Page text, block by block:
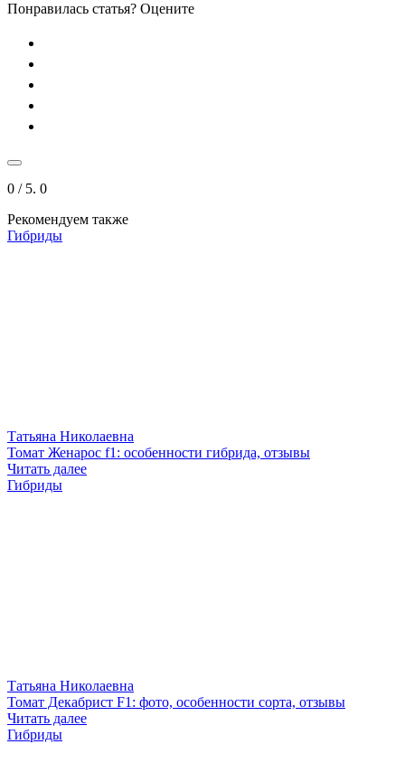
Понравилась статья? Оцените
0 / 5. 0
Рекомендуем также
Гибриды
Татьяна Николаевна
Томат Женарос f1: особенности гибрида, отзывы
Читать далее
Гибриды
Татьяна Николаевна
Томат Декабрист F1: фото, особенности сорта, отзывы
Читать далее
Гибриды